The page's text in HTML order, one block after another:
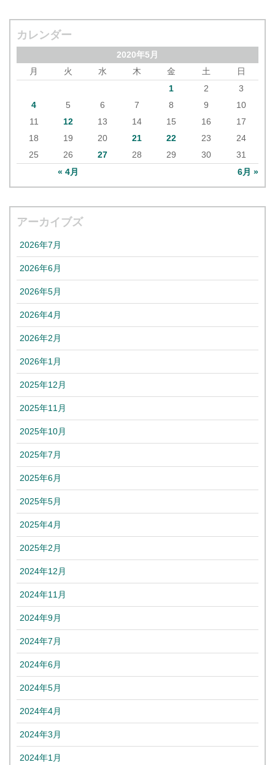
カレンダー
2020年5月
月
火 水 木 金 土 日
« 4月 6月 »
1 2
3
4
5 6 7 8 9
10
11
12 13 14 15 16
17
18
19 20 21 22 23
24
25
26 27 28 29 30 31
アーカイブズ
2026年7月
2026年6月
2026年5月
2026年4月
2026年2月
2026年1月
2025年12月
2025年11月
2025年10月
2025年7月
2025年6月
2025年5月
2025年4月
2025年2月
2024年12月
2024年11月
2024年9月
2024年7月
2024年6月
2024年5月
2024年4月
2024年3月
2024年1月